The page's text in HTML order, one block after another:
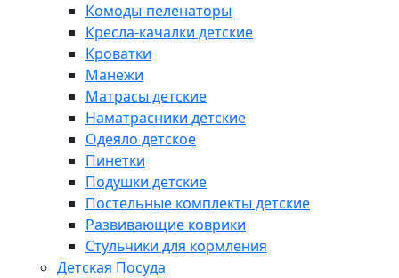
Комоды-пеленаторы
Кресла-качалки детские
Кроватки
Манежи
Матрасы детские
Наматрасники детские
Одеяло детское
Пинетки
Подушки детские
Постельные комплекты детские
Развивающие коврики
Стульчики для кормления
Детская Посуда